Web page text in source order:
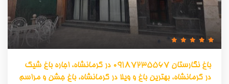
باغ نگارستان 09187235567 در کرمانشاه، اجاره باغ شیک
در کرمانشاه، بهترین باغ و ویلا در کرمانشاه، باغ جشن و مراسم